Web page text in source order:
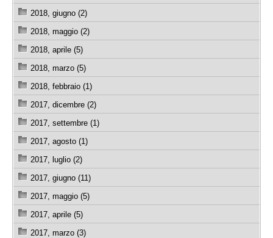
2018, giugno (2)
2018, maggio (2)
2018, aprile (5)
2018, marzo (5)
2018, febbraio (1)
2017, dicembre (2)
2017, settembre (1)
2017, agosto (1)
2017, luglio (2)
2017, giugno (11)
2017, maggio (5)
2017, aprile (5)
2017, marzo (3)